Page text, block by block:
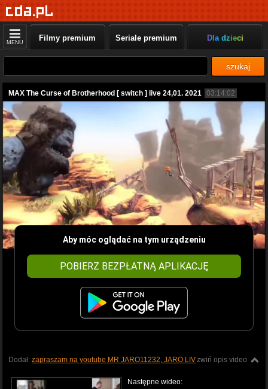
MENU Filmy premium Seriale premium Dla dzieci
szukaj
MAX The Curse of Brotherhood [ switch ] live 24,01. 2021 03:14:02
Aby móc oglądać na tym urządzeniu
POBIERZ BEZPŁATNĄ APLIKACJĘ
zwiń opis video
Dodał: zapraszam na youtube MR JARO11232, JARO LIV
Następne wideo: